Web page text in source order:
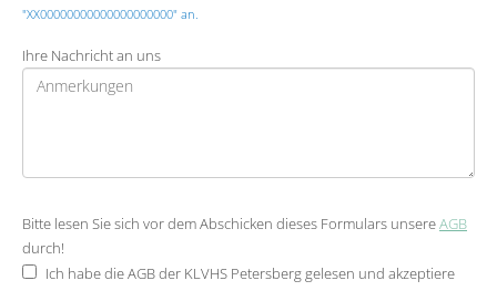
"XX00000000000000000000" an.
Ihre Nachricht an uns
Bitte lesen Sie sich vor dem Abschicken dieses Formulars unsereAGB
durch!
Ich habe die AGB der KLVHS Petersberg gelesen und akzeptiere